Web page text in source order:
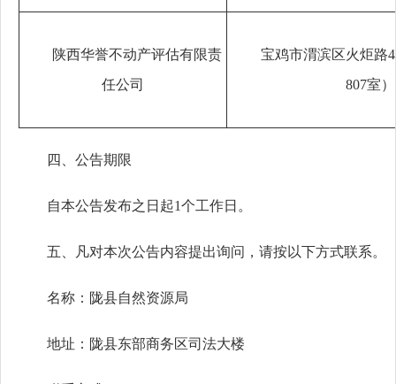
陕西华誉不动产评估有限责
任公司
宝鸡市渭滨区火炬路
807室）
四、公告期限
自本公告发布之日起1个工作日。
五、凡对本次公告内容提出询问，请按以下方式联系。
名称：陇县自然资源局
地址：陇县东部商务区司法大楼